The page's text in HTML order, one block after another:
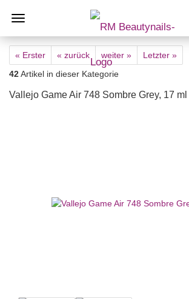
« Erster « zurück weiter »
Letzter »
42Artikel in dieser Kategorie
Vallejo Game Air 748 Sombre Grey, 17 ml